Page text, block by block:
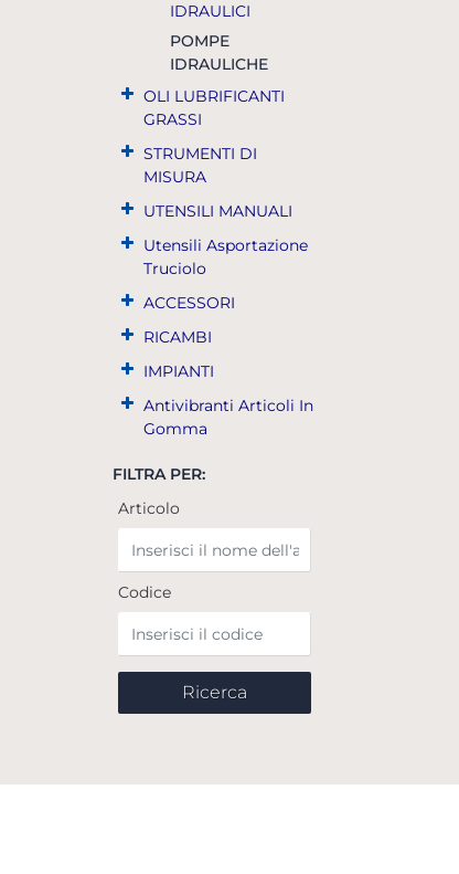
IDRAULICI
POMPE
IDRAULICHE
OLI LUBRIFICANTI
GRASSI
STRUMENTI DI
MISURA
UTENSILI MANUALI
Utensili Asportazione
Truciolo
ACCESSORI
RICAMBI
IMPIANTI
Antivibranti Articoli In
Gomma
FILTRA PER:
Articolo
Codice